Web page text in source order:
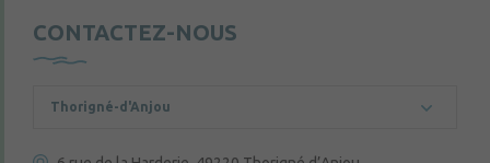
CONTACTEZ-NOUS
Thorigné-d'Anjou